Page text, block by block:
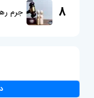
8 جرم